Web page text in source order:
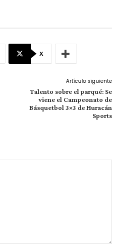
X
Artículo siguiente
Talento sobre el parqué: Se
viene el Campeonato de
Básquetbol 3×3 de Huracán
Sports